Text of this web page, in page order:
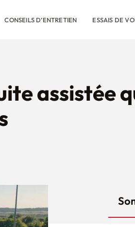
CONSEILS D’ENTRETIEN ESSAIS DE
assistée